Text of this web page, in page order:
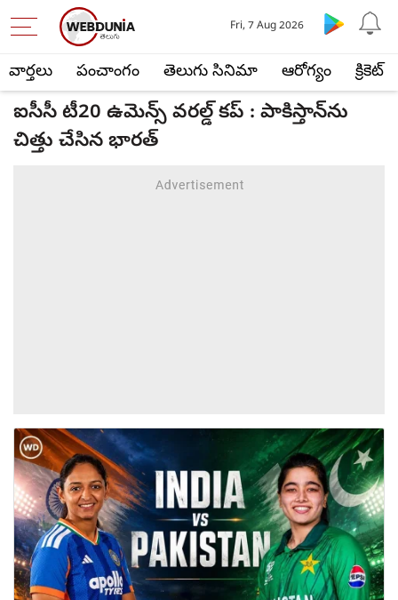
వార్తలు పంచాంగం తెలుగు సినిమా ఆరోగ్యం క్రికెట్
Fri, 7 Aug 2026
ఐసీసీ టీ20 ఉమెన్స్ వరల్డ్ కప్ : పాకిస్తాన్‌ను
చిత్తు చేసిన భారత్